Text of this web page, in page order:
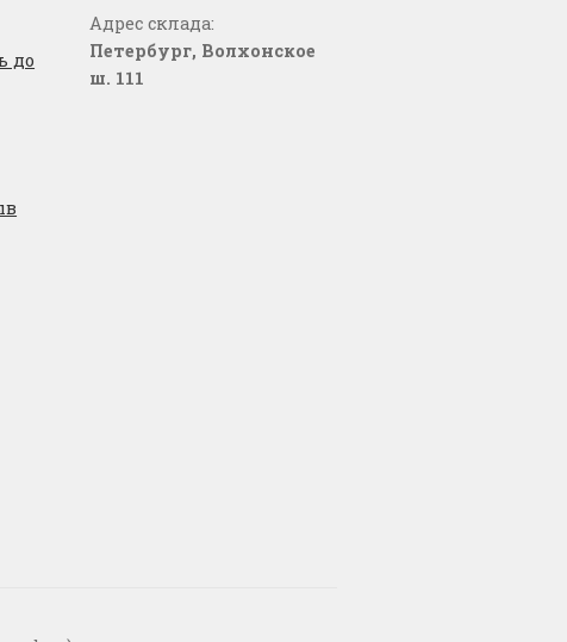
до
Адрес склада:
Петербург, Волхонское
ш. 111